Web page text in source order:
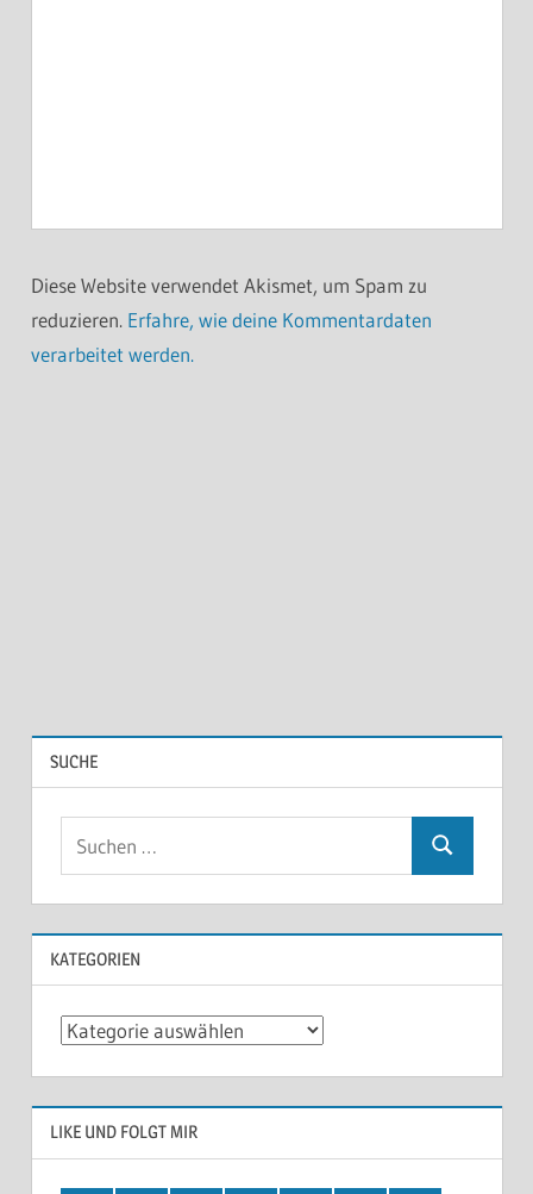
Diese Website verwendet Akismet, um Spam zu
reduzieren. Erfahre, wie deine Kommentardaten
verarbeitet werden.
SUCHE
KATEGORIEN
Kategorien
LIKE UND FOLGT MIR